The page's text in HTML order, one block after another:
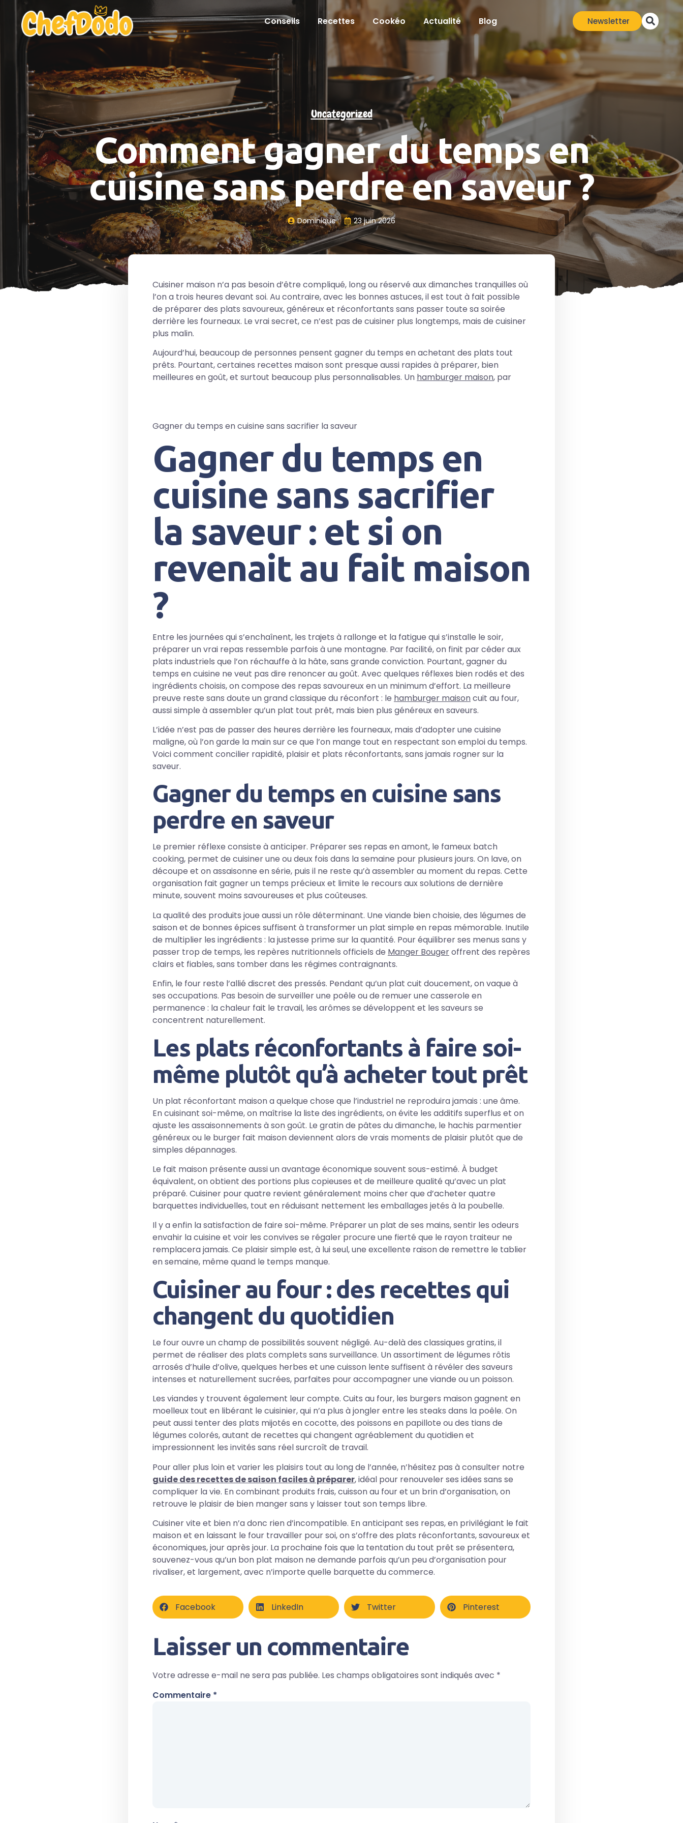
Conseils Recettes Cookéo Actualité Blog Newsletter
Uncategorized
Comment gagner du temps en
cuisine sans perdre en saveur ?
Dominique 23 juin 2026
Cuisiner maison n’a pas besoin d’être compliqué, long ou réservé aux dimanches tranquilles où
l’on a trois heures devant soi. Au contraire, avec les bonnes astuces, il est tout à fait possible
de préparer des plats savoureux, généreux et réconfortants sans passer toute sa soirée
derrière les fourneaux. Le vrai secret, ce n’est pas de cuisiner plus longtemps, mais de cuisiner
plus malin.
Aujourd’hui, beaucoup de personnes pensent gagner du temps en achetant des plats tout
prêts. Pourtant, certaines recettes maison sont presque aussi rapides à préparer, bien
meilleures en goût, et surtout beaucoup plus personnalisables. Un hamburger maison, par
Gagner du temps en cuisine sans sacrifier la saveur
Gagner du temps en
cuisine sans sacrifier
la saveur : et si on
revenait au fait maison
?
Entre les journées qui s’enchaînent, les trajets à rallonge et la fatigue qui s’installe le soir,
préparer un vrai repas ressemble parfois à une montagne. Par facilité, on finit par céder aux
plats industriels que l’on réchauffe à la hâte, sans grande conviction. Pourtant, gagner du
temps en cuisine ne veut pas dire renoncer au goût. Avec quelques réflexes bien rodés et des
ingrédients choisis, on compose des repas savoureux en un minimum d’effort. La meilleure
preuve reste sans doute un grand classique du réconfort : le hamburger maisoncuit au four,
aussi simple à assembler qu’un plat tout prêt, mais bien plus généreux en saveurs.
L’idée n’est pas de passer des heures derrière les fourneaux, mais d’adopter une cuisine
maligne, où l’on garde la main sur ce que l’on mange tout en respectant son emploi du temps.
Voici comment concilier rapidité, plaisir et plats réconfortants, sans jamais rogner sur la
saveur.
Gagner du temps en cuisine sans
perdre en saveur
Le premier réflexe consiste à anticiper. Préparer ses repas en amont, le fameux batch
cooking, permet de cuisiner une ou deux fois dans la semaine pour plusieurs jours. On lave, on
découpe et on assaisonne en série, puis il ne reste qu’à assembler au moment du repas. Cette
organisation fait gagner un temps précieux et limite le recours aux solutions de dernière
minute, souvent moins savoureuses et plus coûteuses.
La qualité des produits joue aussi un rôle déterminant. Une viande bien choisie, des légumes de
saison et de bonnes épices suffisent à transformer un plat simple en repas mémorable. Inutile
de multiplier les ingrédients : la justesse prime sur la quantité. Pour équilibrer ses menus sans y
passer trop de temps, les repères nutritionnels officiels de Manger Bougeroffrent des repères
clairs et fiables, sans tomber dans les régimes contraignants.
Enfin, le four reste l’allié discret des pressés. Pendant qu’un plat cuit doucement, on vaque à
ses occupations. Pas besoin de surveiller une poêle ou de remuer une casserole en
permanence : la chaleur fait le travail, les arômes se développent et les saveurs se
concentrent naturellement.
Les plats réconfortants à faire soi-
même plutôt qu’à acheter tout prêt
Un plat réconfortant maison a quelque chose que l’industriel ne reproduira jamais : une âme.
En cuisinant soi-même, on maîtrise la liste des ingrédients, on évite les additifs superflus et on
ajuste les assaisonnements à son goût. Le gratin de pâtes du dimanche, le hachis parmentier
généreux ou le burger fait maison deviennent alors de vrais moments de plaisir plutôt que de
simples dépannages.
Le fait maison présente aussi un avantage économique souvent sous-estimé. À budget
équivalent, on obtient des portions plus copieuses et de meilleure qualité qu’avec un plat
préparé. Cuisiner pour quatre revient généralement moins cher que d’acheter quatre
barquettes individuelles, tout en réduisant nettement les emballages jetés à la poubelle.
Il y a enfin la satisfaction de faire soi-même. Préparer un plat de ses mains, sentir les odeurs
envahir la cuisine et voir les convives se régaler procure une fierté que le rayon traiteur ne
remplacera jamais. Ce plaisir simple est, à lui seul, une excellente raison de remettre le tablier
en semaine, même quand le temps manque.
Cuisiner au four : des recettes qui
changent du quotidien
Le four ouvre un champ de possibilités souvent négligé. Au-delà des classiques gratins, il
permet de réaliser des plats complets sans surveillance. Un assortiment de légumes rôtis
arrosés d’huile d’olive, quelques herbes et une cuisson lente suffisent à révéler des saveurs
intenses et naturellement sucrées, parfaites pour accompagner une viande ou un poisson.
Les viandes y trouvent également leur compte. Cuits au four, les burgers maison gagnent en
moelleux tout en libérant le cuisinier, qui n’a plus à jongler entre les steaks dans la poêle. On
peut aussi tenter des plats mijotés en cocotte, des poissons en papillote ou des tians de
légumes colorés, autant de recettes qui changent agréablement du quotidien et
impressionnent les invités sans réel surcroît de travail.
Pour aller plus loin et varier les plaisirs tout au long de l’année, n’hésitez pas à consulter notre
guide des recettes de saison faciles à préparer, idéal pour renouveler ses idées sans se
compliquer la vie. En combinant produits frais, cuisson au four et un brin d’organisation, on
retrouve le plaisir de bien manger sans y laisser tout son temps libre.
Cuisiner vite et bien n’a donc rien d’incompatible. En anticipant ses repas, en privilégiant le fait
maison et en laissant le four travailler pour soi, on s’offre des plats réconfortants, savoureux et
économiques, jour après jour. La prochaine fois que la tentation du tout prêt se présentera,
souvenez-vous qu’un bon plat maison ne demande parfois qu’un peu d’organisation pour
rivaliser, et largement, avec n’importe quelle barquette du commerce.
Facebook LinkedIn Twitter Pinterest
Laisser un commentaire
Votre adresse e-mail ne sera pas publiée. Les champs obligatoires sont indiqués avec *
Commentaire *